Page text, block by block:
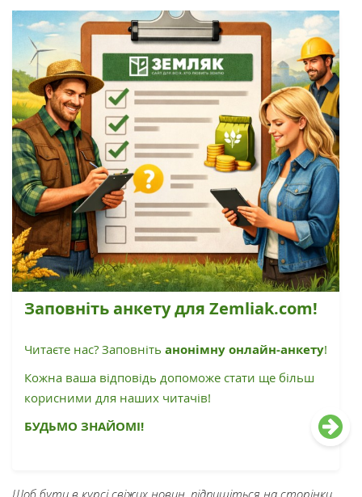
Заповніть анкету для Zemliak.com!
Читаєте нас? Заповніть анонімну онлайн-анкету!
Кожна ваша відповідь допоможе стати ще більш
корисними для наших читачів!
БУДЬМО ЗНАЙОМІ!
Щоб бути в курсі свіжих новин, підпишіться на сторінки